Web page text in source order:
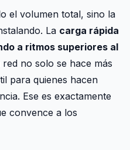
el volumen total, sino la
La carga rápida
a ritmos superiores al
no solo se hace más
para quienes hacen
Ese es exactamente
convence a los